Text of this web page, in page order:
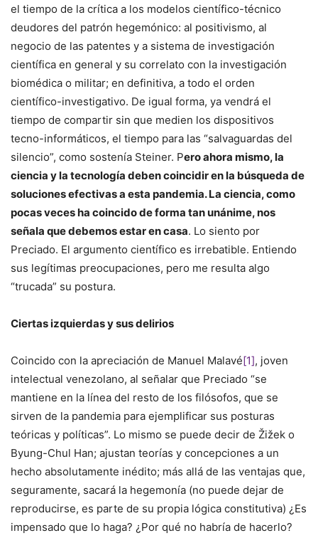
el tiempo de la crítica a los modelos científico-técnico
deudores del patrón hegemónico: al positivismo, al
negocio de las patentes y a sistema de investigación
científica en general y su correlato con la investigación
biomédica o militar; en definitiva, a todo el orden
científico-investigativo. De igual forma, ya vendrá el
tiempo de compartir sin que medien los dispositivos
tecno-informáticos, el tiempo para las “salvaguardas del
silencio”, como sostenía Steiner. Pero ahora mismo, la
ciencia y la tecnología deben coincidir en la búsqueda de
soluciones efectivas a esta pandemia. La ciencia, como
pocas veces ha coincido de forma tan unánime, nos
señala que debemos estar en casa. Lo siento por
Preciado. El argumento científico es irrebatible. Entiendo
sus legítimas preocupaciones, pero me resulta algo
“trucada” su postura.
Ciertas izquierdas y sus delirios
Coincido con la apreciación de Manuel Malavé[1], joven
intelectual venezolano, al señalar que Preciado “se
mantiene en la línea del resto de los filósofos, que se
sirven de la pandemia para ejemplificar sus posturas
teóricas y políticas”. Lo mismo se puede decir de Žižek o
Byung-Chul Han; ajustan teorías y concepciones a un
hecho absolutamente inédito; más allá de las ventajas que,
seguramente, sacará la hegemonía (no puede dejar de
reproducirse, es parte de su propia lógica constitutiva) ¿Es
impensado que lo haga? ¿Por qué no habría de hacerlo?